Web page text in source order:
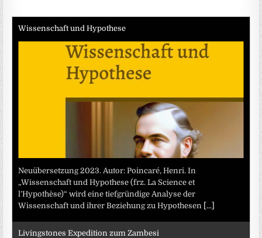
Wissenschaft und Hypothese
Neuübersetzung 2023. Autor: Poincaré, Henri. In
„Wissenschaft und Hypothese (frz. La Science et
l’Hypothèse)“ wird eine tiefgründige Analyse der
Wissenschaft und ihrer Beziehung zu Hypothesen [...]
Livingstones Expedition zum Zambesi